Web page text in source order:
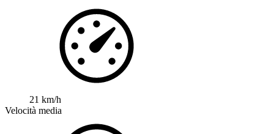
21 km/h
Velocità media